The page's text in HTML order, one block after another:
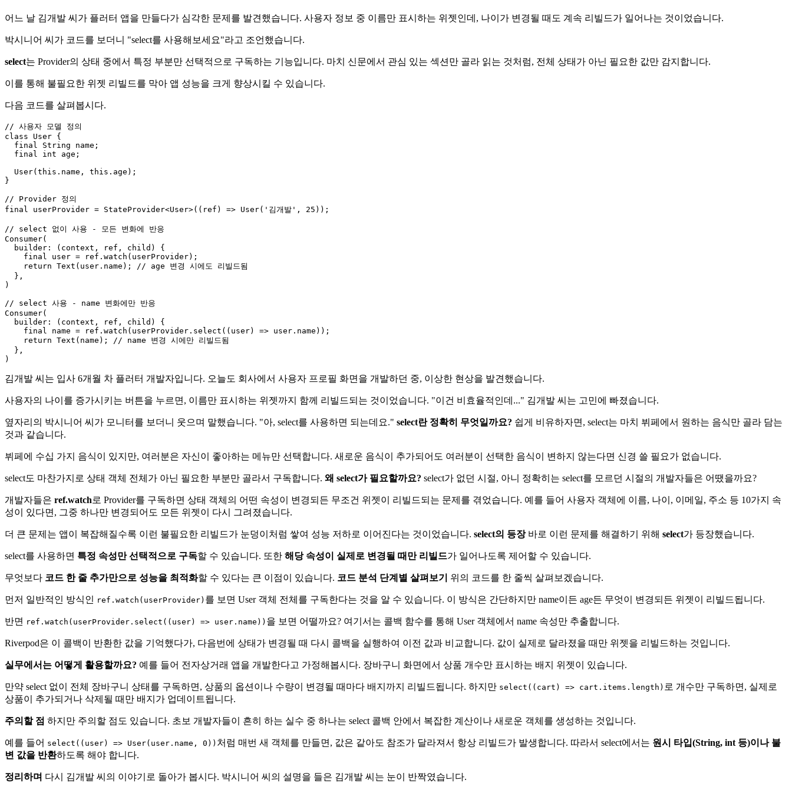
어느 날 김개발 씨가 플러터 앱을 만들다가 심각한 문제를 발견했습니다. 사용자 정보 중 이름만 표시하는 위젯인데, 나이가 변경될 때도 계속 리빌드가 일어나는 것이었습니다.
박시니어 씨가 코드를 보더니 "select를 사용해보세요"라고 조언했습니다.
select는 Provider의 상태 중에서 특정 부분만 선택적으로 구독하는 기능입니다. 마치 신문에서 관심 있는 섹션만 골라 읽는 것처럼, 전체 상태가 아닌 필요한 값만 감지합니다.
이를 통해 불필요한 위젯 리빌드를 막아 앱 성능을 크게 향상시킬 수 있습니다.
다음 코드를 살펴봅시다.
// 사용자 모델 정의
class User {
  final String name;
  final int age;
  User(this.name, this.age);
}
// Provider 정의
final userProvider = StateProvider<User>((ref) => User('김개발', 25));
// select 없이 사용 - 모든 변화에 반응
Consumer(
  builder: (context, ref, child) {
    final user = ref.watch(userProvider);
    return Text(user.name); // age 변경 시에도 리빌드됨
  },
)
// select 사용 - name 변화에만 반응
Consumer(
  builder: (context, ref, child) {
    final name = ref.watch(userProvider.select((user) => user.name));
    return Text(name); // name 변경 시에만 리빌드됨
  },
김개발 씨는 입사 6개월 차 플러터 개발자입니다. 오늘도 회사에서 사용자 프로필 화면을 개발하던 중, 이상한 현상을 발견했습니다.
사용자의 나이를 증가시키는 버튼을 누르면, 이름만 표시하는 위젯까지 함께 리빌드되는 것이었습니다. "이건 비효율적인데..." 김개발 씨는 고민에 빠졌습니다.
옆자리의 박시니어 씨가 모니터를 보더니 웃으며 말했습니다. "아, select를 사용하면 되는데요." select란 정확히 무엇일까요? 쉽게 비유하자면, select는 마치 뷔페에서 원하는 음식만 골라 담는
것과 같습니다.
뷔페에 수십 가지 음식이 있지만, 여러분은 자신이 좋아하는 메뉴만 선택합니다. 새로운 음식이 추가되어도 여러분이 선택한 음식이 변하지 않는다면 신경 쓸 필요가 없습니다.
select도 마찬가지로 상태 객체 전체가 아닌 필요한 부분만 골라서 구독합니다. 왜 select가 필요할까요? select가 없던 시절, 아니 정확히는 select를 모르던 시절의 개발자들은 어땠을까요?
개발자들은 ref.watch로 Provider를 구독하면 상태 객체의 어떤 속성이 변경되든 무조건 위젯이 리빌드되는 문제를 겪었습니다. 예를 들어 사용자 객체에 이름, 나이, 이메일, 주소 등 10가지 속
성이 있다면, 그중 하나만 변경되어도 모든 위젯이 다시 그려졌습니다.
더 큰 문제는 앱이 복잡해질수록 이런 불필요한 리빌드가 눈덩이처럼 쌓여 성능 저하로 이어진다는 것이었습니다. select의 등장바로 이런 문제를 해결하기 위해 select가 등장했습니다.
select를 사용하면 특정 속성만 선택적으로 구독할 수 있습니다. 또한 해당 속성이 실제로 변경될 때만 리빌드가 일어나도록 제어할 수 있습니다.
무엇보다 코드 한 줄 추가만으로 성능을 최적화할 수 있다는 큰 이점이 있습니다. 코드 분석 단계별 살펴보기 위의 코드를 한 줄씩 살펴보겠습니다.
먼저 일반적인 방식인 ref.watch(userProvider) 를 보면 User 객체 전체를 구독한다는 것을 알 수 있습니다. 이 방식은 간단하지만 name이든 age든 무엇이 변경되든 위젯이 리빌드됩니다.
반면 ref.watch(userProvider.select((user) => user.name)) 을 보면 어떨까요? 여기서는 콜백 함수를 통해 User 객체에서 name 속성만 추출합니다.
Riverpod은 이 콜백이 반환한 값을 기억했다가, 다음번에 상태가 변경될 때 다시 콜백을 실행하여 이전 값과 비교합니다. 값이 실제로 달라졌을 때만 위젯을 리빌드하는 것입니다.
실무에서는 어떻게 활용할까요? 예를 들어 전자상거래 앱을 개발한다고 가정해봅시다. 장바구니 화면에서 상품 개수만 표시하는 배지 위젯이 있습니다.
만약 select 없이 전체 장바구니 상태를 구독하면, 상품의 옵션이나 수량이 변경될 때마다 배지까지 리빌드됩니다. 하지만 select((cart) => cart.items.length) 로 개수만 구독하면, 실제로
상품이 추가되거나 삭제될 때만 배지가 업데이트됩니다.
주의할 점 하지만 주의할 점도 있습니다. 초보 개발자들이 흔히 하는 실수 중 하나는 select 콜백 안에서 복잡한 계산이나 새로운 객체를 생성하는 것입니다.
예를 들어 select((user) => User(user.name, 0)) 처럼 매번 새 객체를 만들면, 값은 같아도 참조가 달라져서 항상 리빌드가 발생합니다. 따라서 select에서는 원시 타입(String, int 등)이나 불
변 값을 반환하도록 해야 합니다.
정리하며 다시 김개발 씨의 이야기로 돌아가 봅시다. 박시니어 씨의 설명을 들은 김개발 씨는 눈이 반짝였습니다.